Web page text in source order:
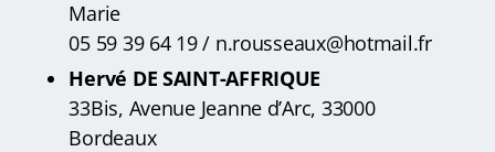
Marie
05 59 39 64 19 / n.rousseaux@hotmail.fr
Hervé DE SAINT-AFFRIQUE
33Bis, Avenue Jeanne d’Arc, 33000
Bordeaux